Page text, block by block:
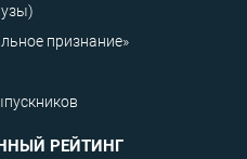
признание»
РЕЙТИНГ